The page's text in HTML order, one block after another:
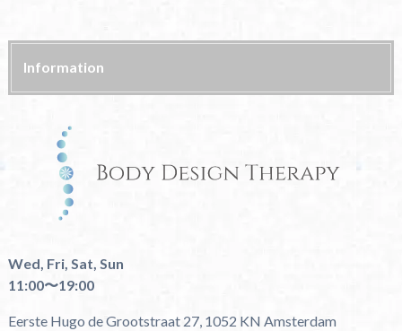
Information
Wed, Fri, Sat, Sun
11:00〜19:00
Eerste Hugo de Grootstraat 27, 1052 KN Amsterdam